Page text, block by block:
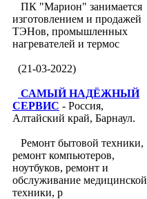
ПК "Марион" занимается
изготовлением и продажей
ТЭНов, промышленных
нагревателей и термос
(21-03-2022)
САМЫЙ НАДЁЖНЫЙ
СЕРВИС - Россия,
Алтайский край, Барнаул.
Ремонт бытовой техники,
ремонт компьютеров,
ноутбуков, ремонт и
обслуживание медицинской
техники, р